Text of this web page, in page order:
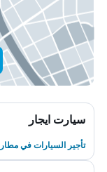
سيارت ايجار
تأجير السيارات في مطار